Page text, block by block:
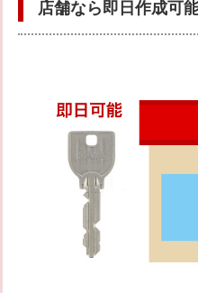
店舗なら即日作成可